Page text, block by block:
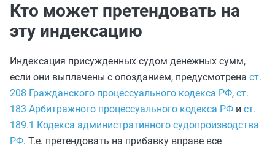
Кто может претендовать на
эту индексацию
Индексация присужденных судом денежных сумм,
если они выплачены с опозданием, предусмотрена ст.
208 Гражданского процессуального кодекса РФ, ст.
183 Арбитражного процессуального кодекса РФ и ст.
189.1 Кодекса административного судопроизводства
РФ. Т.е. претендовать на прибавку вправе все